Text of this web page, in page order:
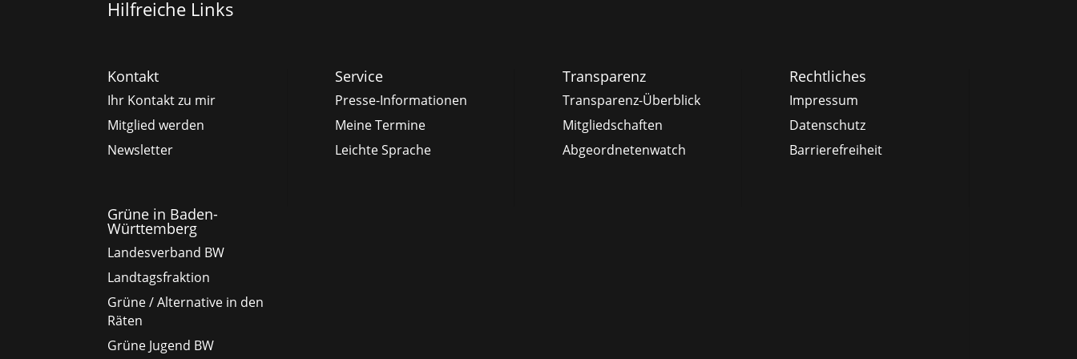
Hilfreiche Links
Kontakt
Ihr Kontakt zu mir
Mitglied werden
Newsletter
Service
Presse-Informationen
Meine Termine
Leichte Sprache
Transparenz
Transparenz-Überblick
Mitgliedschaften
Abgeordnetenwatch
Rechtliches
Impressum
Datenschutz
Barrierefreiheit
Grüne in Baden-
Württemberg
Landesverband BW
Landtagsfraktion
Grüne / Alternative in den
Räten
Grüne Jugend BW